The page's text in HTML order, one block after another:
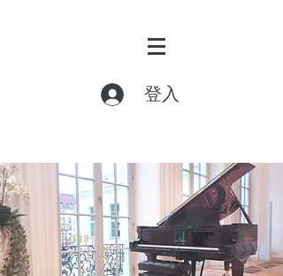
登入